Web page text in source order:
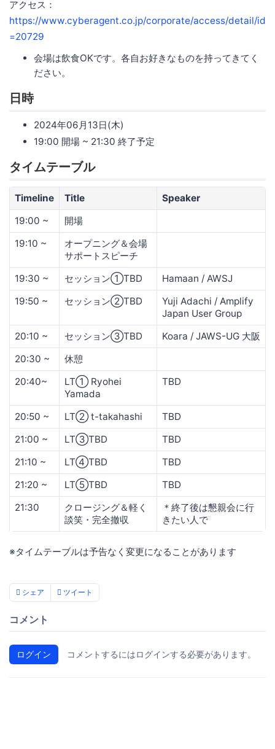
アクセス：
https://www.cyberagent.co.jp/corporate/access/detail/id
=20729
会場は飲食OKです。各自お好きなものを持ってきてく
ださい。
日時
2024年06月13日(木)
19:00 開場 ~ 21:30 終了予定
タイムテーブル
Timeline Title
Speaker
19:00 ~
開場
19:10 ~
オープニング＆会場
サポートスピーチ
19:30 ~
セッション①TBD
Hamaan / AWSJ
19:50 ~
セッション②TBD
Yuji Adachi / Amplify
Japan User Group
20:10 ~
セッション③TBD
Koara / JAWS-UG 大阪
20:30 ~
休憩
20:40~
LT① Ryohei
Yamada
TBD
20:50 ~ LT② t-takahashi
TBD
21:00 ~
LT③TBD
TBD
21:10 ~
LT④TBD
TBD
21:20 ~
LT⑤TBD
TBD
21:30
クロージング＆軽く
談笑・完全撤収
＊終了後は懇親会に行
きたい人で
※タイムテーブルは予告なく変更になることがあります
シェア ツイート
コメント
ログイン コメントするにはログインする必要があります。